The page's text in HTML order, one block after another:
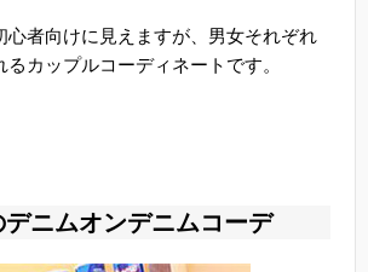
心者向けに見えますが、男女それぞれ
カップルコーディネートです。
デニムオンデニムコーデ